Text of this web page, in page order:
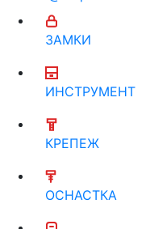
ЗАМКИ
ИНСТРУМЕНТ
КРЕПЕЖ
ОСНАСТКА